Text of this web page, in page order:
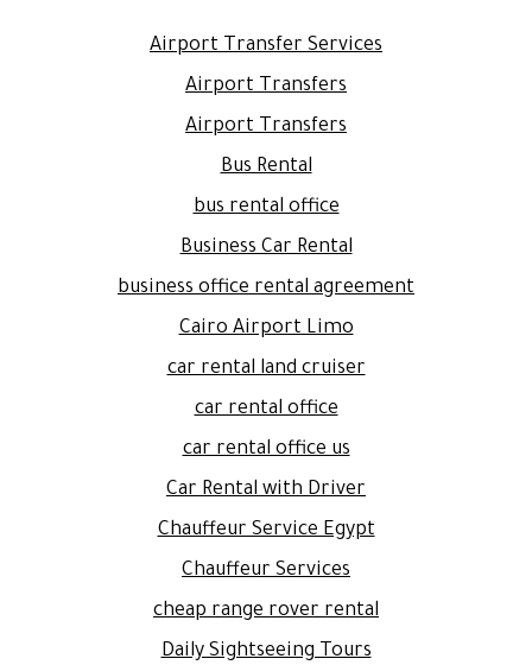
Airport Transfer Services
Airport Transfers
Airport Transfers
Bus Rental
bus rental office
Business Car Rental
business office rental agreement
Cairo Airport Limo
car rental land cruiser
car rental office
car rental office us
Car Rental with Driver
Chauffeur Service Egypt
Chauffeur Services
cheap range rover rental
Daily Sightseeing Tours